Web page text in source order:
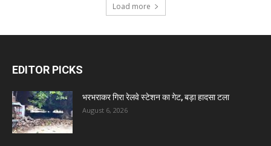
Load more
EDITOR PICKS
भरभराकर गिरा रेलवे स्टेशन का गेट, बड़ा हादसा टला
August 6, 2026